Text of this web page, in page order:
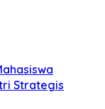
Strategis